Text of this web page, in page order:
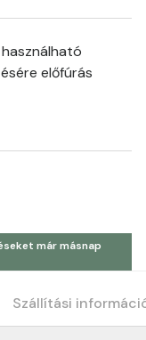
előfúrás
már másnap
Szállítási